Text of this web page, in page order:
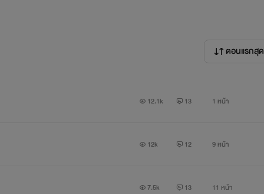
Phone : เพียงครั้งแรกที่สบตาก็รู้เลยว่าเขาคือคนที่ใช่
ตอนแรกสุด
12.1k 13 1 หน้า
12k 12 9 หน้า
7.5k 13 11 หน้า